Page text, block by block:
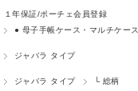
１年保証/ポーチェ会員登録
● 母子手帳ケース・マルチケース
ジャバラ タイプ
ジャバラ タイプ └ 総柄